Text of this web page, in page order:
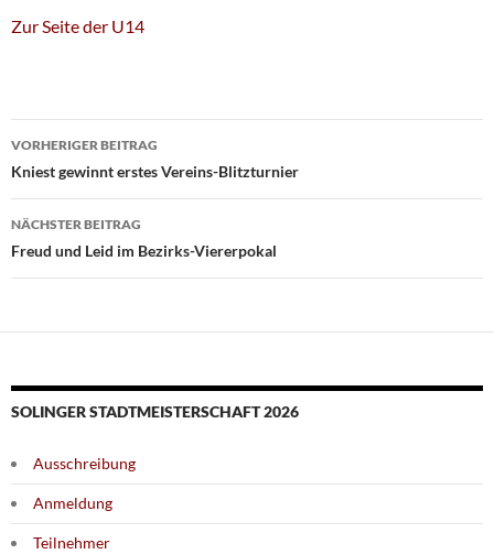
Zur Seite der U14
Beitragsnavigation
VORHERIGER BEITRAG
Kniest gewinnt erstes Vereins-Blitzturnier
NÄCHSTER BEITRAG
Freud und Leid im Bezirks-Viererpokal
SOLINGER STADTMEISTERSCHAFT 2026
Ausschreibung
Anmeldung
Teilnehmer